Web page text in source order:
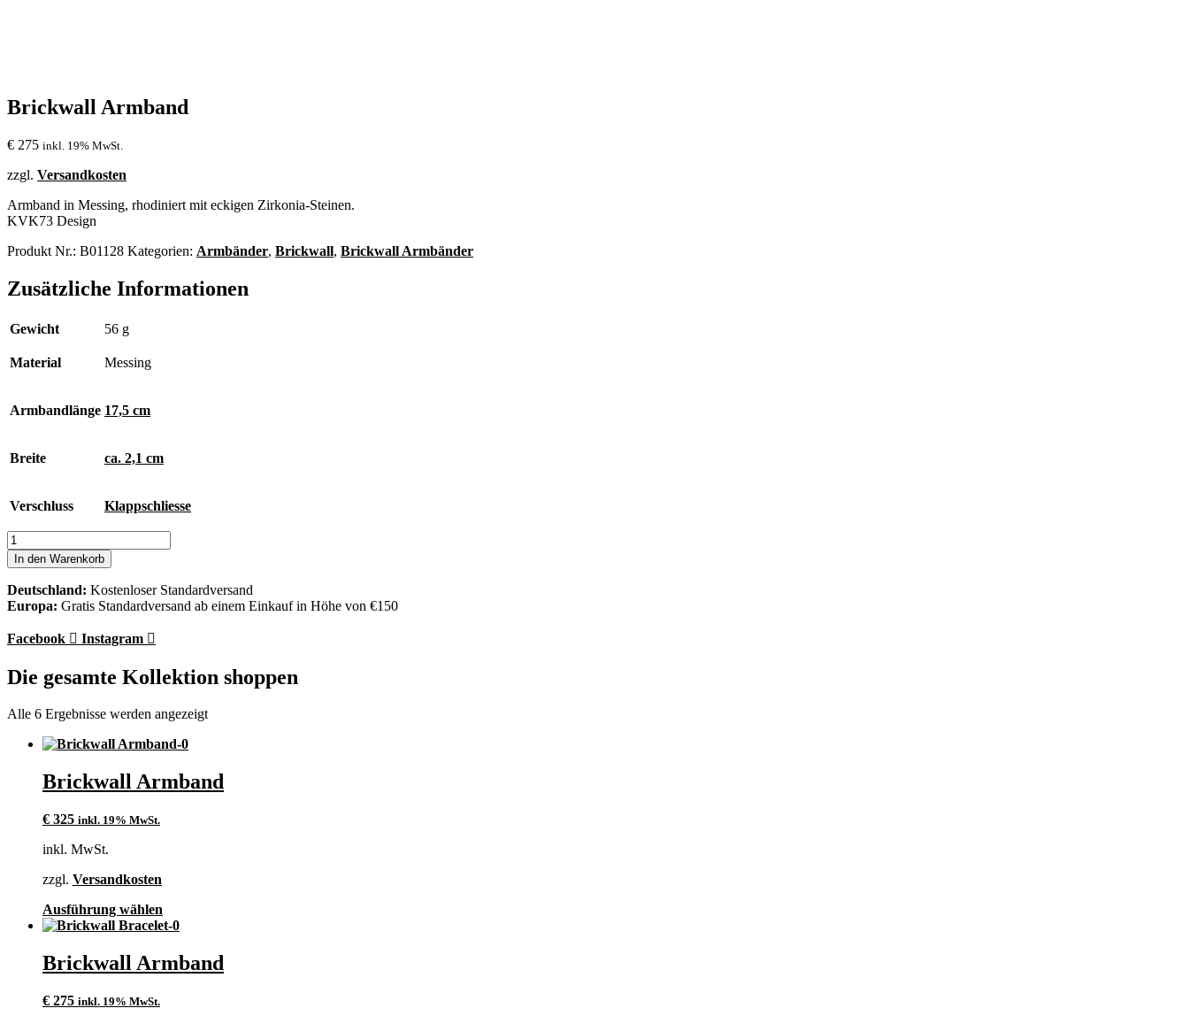
Brickwall Armband
€ 275 inkl. 19% MwSt.
zzgl. Versandkosten
Armband in Messing, rhodiniert mit eckigen Zirkonia-Steinen.
KVK73 Design
Produkt Nr.: B01128 Kategorien: Armbänder, Brickwall, Brickwall Armbänder
Zusätzliche Informationen
Gewicht 56 g
Material Messing
Armbandlänge 17,5 cm
Breite ca. 2,1 cm
Verschluss Klappschliesse
Brickwall
Armband
Menge
In den Warenkorb
Deutschland: Kostenloser Standardversand
Europa: Gratis Standardversand ab einem Einkauf in Höhe von €150
Facebook Instagram
Die gesamte Kollektion shoppen
Alle 6 Ergebnisse werden angezeigt
Brickwall Armband
€ 325 inkl. 19% MwSt.
inkl. MwSt.
zzgl. Versandkosten
Ausführung wählen
Produkt
mehrere
Varianten
Brickwall Armband
€ 275 inkl. 19% MwSt.